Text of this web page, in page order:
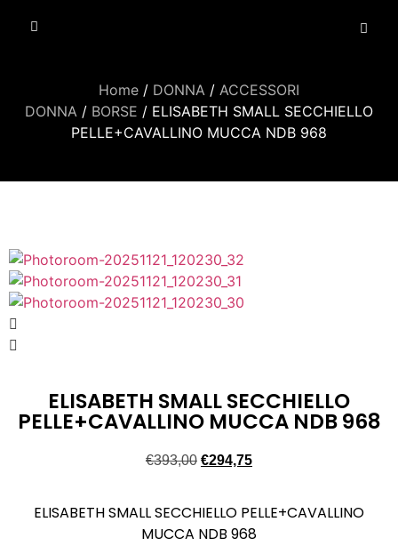
Home / DONNA / ACCESSORI
DONNA / BORSE / ELISABETH SMALL SECCHIELLO
PELLE+CAVALLINO MUCCA NDB 968
ELISABETH SMALL SECCHIELLO
PELLE+CAVALLINO MUCCA NDB 968
€393,00 €294,75
ELISABETH SMALL SECCHIELLO PELLE+CAVALLINO
MUCCA NDB 968